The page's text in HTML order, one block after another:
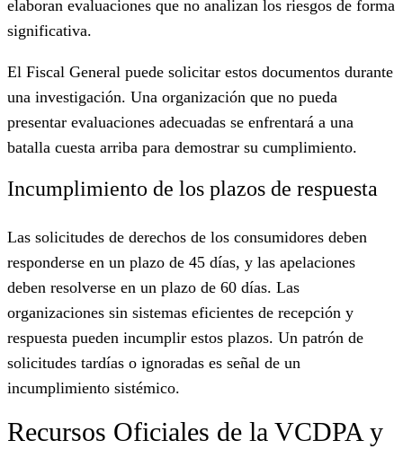
elaboran evaluaciones que no analizan los riesgos de forma
significativa.
El Fiscal General puede solicitar estos documentos durante
una investigación. Una organización que no pueda
presentar evaluaciones adecuadas se enfrentará a una
batalla cuesta arriba para demostrar su cumplimiento.
Incumplimiento de los plazos de respuesta
Las solicitudes de derechos de los consumidores deben
responderse en un plazo de 45 días, y las apelaciones
deben resolverse en un plazo de 60 días. Las
organizaciones sin sistemas eficientes de recepción y
respuesta pueden incumplir estos plazos. Un patrón de
solicitudes tardías o ignoradas es señal de un
incumplimiento sistémico.
Recursos Oficiales de la VCDPA y